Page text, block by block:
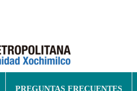
PREGUNTAS FRECUENTES